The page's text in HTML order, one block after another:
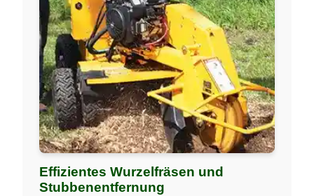
Effizientes Wurzelfräsen und
Stubbenentfernung